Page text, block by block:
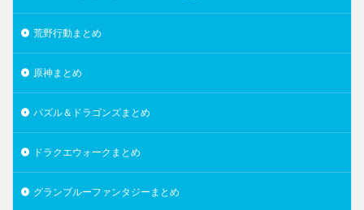
荒野行動まとめ
原神まとめ
パズル＆ドラゴンズまとめ
ドラクエウォークまとめ
グランブルーファンタジーまとめ